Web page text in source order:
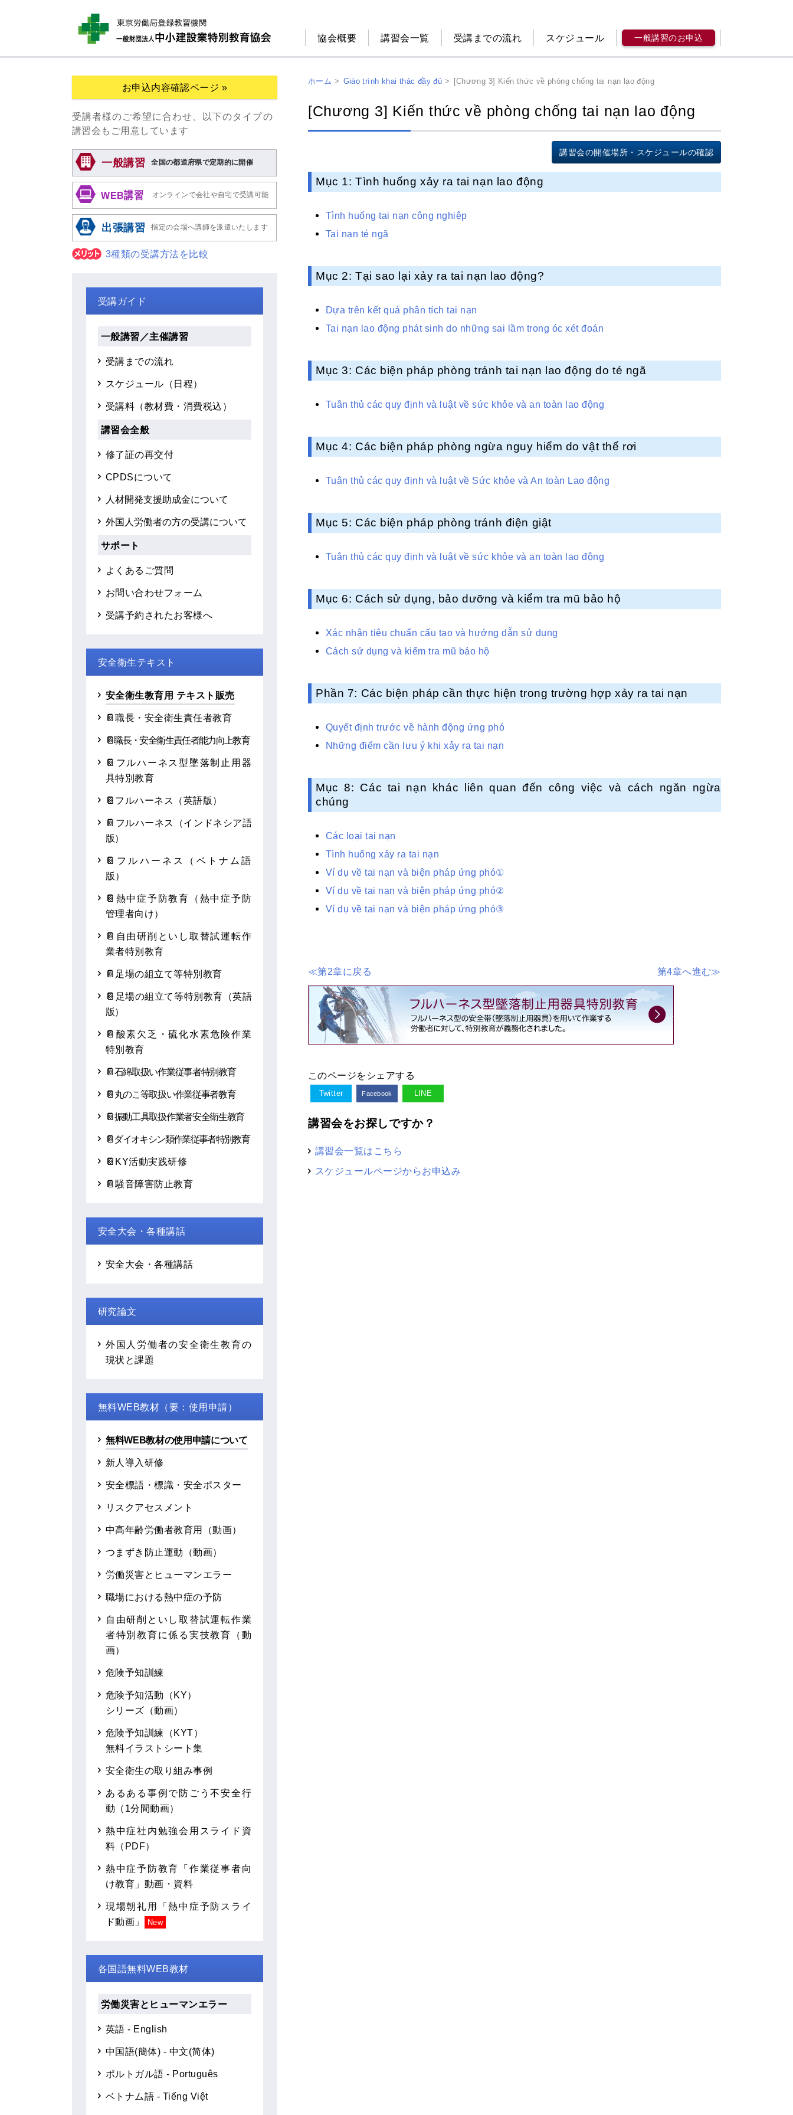
協会概要 講習会一覧 受講までの流れ スケジュール 一般講習のお申込
ホーム > Giáo trình khai thác đầy đủ > [Chương 3] Kiến thức về phòng chống tai nạn lao động
[Chương 3] Kiến thức về phòng chống tai nạn lao động
講習会の開催場所・スケジュールの確認
Mục 1: Tình huống xảy ra tai nạn lao động
Tình huống tai nạn công nghiệp
Tai nạn té ngã
Mục 2: Tại sao lại xảy ra tai nạn lao động?
Dựa trên kết quả phân tích tai nạn
Tai nạn lao động phát sinh do những sai lầm trong óc xét đoán
Mục 3: Các biện pháp phòng tránh tai nạn lao động do té ngã
Tuân thủ các quy định và luật về sức khỏe và an toàn lao động
Mục 4: Các biện pháp phòng ngừa nguy hiểm do vật thể rơi
Tuân thủ các quy định và luật về Sức khỏe và An toàn Lao động
Mục 5: Các biện pháp phòng tránh điện giật
Tuân thủ các quy định và luật về sức khỏe và an toàn lao động
Mục 6: Cách sử dụng, bảo dưỡng và kiểm tra mũ bảo hộ
Xác nhận tiêu chuẩn cấu tạo và hướng dẫn sử dụng
Cách sử dụng và kiểm tra mũ bảo hộ
Phần 7: Các biện pháp cần thực hiện trong trường hợp xảy ra tai nạn
Quyết định trước về hành động ứng phó
Những điểm cần lưu ý khi xảy ra tai nạn
Mục 8: Các tai nạn khác liên quan đến công việc và cách ngăn ngừa
chúng
Các loại tai nạn
Tình huống xảy ra tai nạn
Ví dụ về tai nạn và biện pháp ứng phó①
Ví dụ về tai nạn và biện pháp ứng phó②
Ví dụ về tai nạn và biện pháp ứng phó③
≪第2章に戻る 第4章へ進む≫
このページをシェアする
Twitter Facebook LINE
講習会をお探しですか？
講習会一覧はこちら
スケジュールページからお申込み
お申込内容確認ページ »
受講者様のご希望に合わせ、以下のタイプの
講習会もご用意しています
一般講習 全国の都道府県で定期的に開催
WEB講習 オンラインで会社や自宅で受講可能
出張講習 指定の会場へ講師を派遣いたします
3種類の受講方法を比較
受講ガイド
一般講習／主催講習
受講までの流れ
スケジュール（日程）
受講料（教材費・消費税込）
講習会全般
修了証の再交付
CPDSについて
人材開発支援助成金について
外国人労働者の方の受講について
サポート
よくあるご質問
お問い合わせフォーム
受講予約されたお客様へ
安全衛生テキスト
安全衛生教育用 テキスト販売
📔職長・安全衛生責任者教育
📔職長・安全衛生責任者能力向上教育
📔フルハーネス型墜落制止用器
具特別教育
📔フルハーネス（英語版）
📔フルハーネス（インドネシア語
版）
📔フルハーネス（ベトナム語
版）
📔熱中症予防教育（熱中症予防
管理者向け）
📔自由研削といし取替試運転作
業者特別教育
📔足場の組立て等特別教育
📔足場の組立て等特別教育（英語
版）
📔酸素欠乏・硫化水素危険作業
特別教育
📔石綿取扱い作業従事者特別教育
📔丸のこ等取扱い作業従事者教育
📔振動工具取扱作業者安全衛生教育
📔ダイオキシン類作業従事者特別教育
📔KY活動実践研修
📔騒音障害防止教育
安全大会・各種講話
安全大会・各種講話
研究論文
外国人労働者の安全衛生教育の
現状と課題
無料WEB教材（要：使用申請）
無料WEB教材の使用申請について
新人導入研修
安全標語・標識・安全ポスター
リスクアセスメント
中高年齢労働者教育用（動画）
つまずき防止運動（動画）
労働災害とヒューマンエラー
職場における熱中症の予防
自由研削といし取替試運転作業
者特別教育に係る実技教育（動
画）
危険予知訓練
危険予知活動（KY）
シリーズ（動画）
危険予知訓練（KYT）
無料イラストシート集
安全衛生の取り組み事例
あるある事例で防ごう不安全行
動（1分間動画）
熱中症社内勉強会用スライド資
料（PDF）
熱中症予防教育「作業従事者向
け教育」動画・資料
現場朝礼用「熱中症予防スライ
ド動画」
New
各国語無料WEB教材
労働災害とヒューマンエラー
英語 - English
中国語(簡体) - 中文(简体)
ポルトガル語 - Português
ベトナム語 - Tiếng Việt